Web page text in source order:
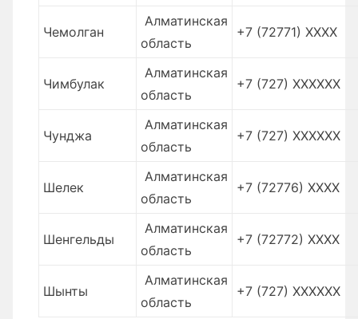
Чемолган
Алматинская
область
+7 (72771) XXXX
Чимбулак
Алматинская
область
+7 (727) XXXXXX
Чунджа
Алматинская
область
+7 (727) XXXXXX
Шелек
Алматинская
область
+7 (72776) XXXX
Шенгельды
Алматинская
область
+7 (72772) XXXX
Шынты
Алматинская
область
+7 (727) XXXXXX